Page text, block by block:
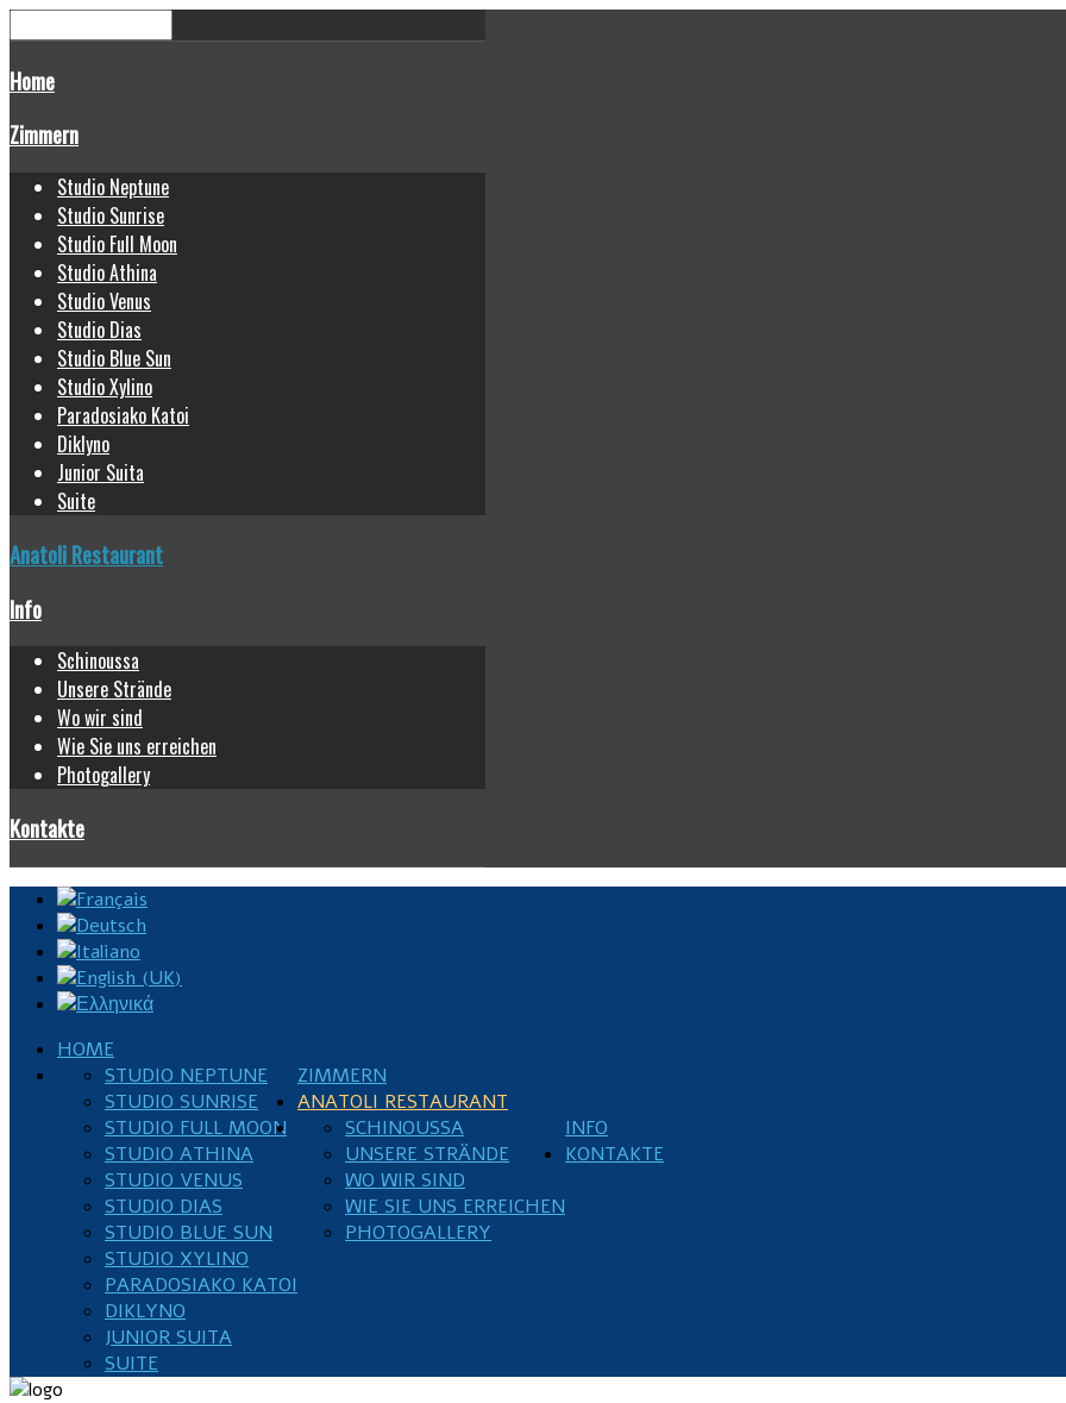
Home
Zimmern
Studio Neptune
Studio Sunrise
Studio Full Moon
Studio Athina
Studio Venus
Studio Dias
Studio Blue Sun
Studio Xylino
Paradosiako Katoi
Diklyno
Junior Suita
Suite
Anatoli Restaurant
Info
Schinoussa
Unsere Strände
Wo wir sind
Wie Sie uns erreichen
Photogallery
Kontakte
HOME
ZIMMERN
STUDIO NEPTUNE
STUDIO SUNRISE
STUDIO FULL MOON
STUDIO ATHINA
STUDIO VENUS
STUDIO DIAS
STUDIO BLUE SUN
STUDIO XYLINO
PARADOSIAKO KATOI
DIKLYNO
JUNIOR SUITA
SUITE
ANATOLI RESTAURANT
INFO
SCHINOUSSA
UNSERE STRÄNDE
WO WIR SIND
WIE SIE UNS ERREICHEN
PHOTOGALLERY
KONTAKTE